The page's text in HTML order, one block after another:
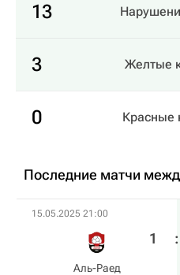
13
3 Желтые
0 Красные
Последние матчи
15.05.2025 21:00
Аль-Раед
1 :